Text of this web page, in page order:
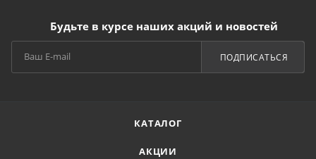
Будьте в курсе наших акций и новостей
ПОДПИСАТЬСЯ
КАТАЛОГ
АКЦИИ